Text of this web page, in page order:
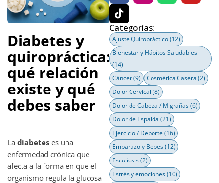
Diabetes y
quiropráctica:
qué relación
existe y qué
debes saber
La diabetes es una
enfermedad crónica que
afecta a la forma en que el
organismo regula la glucosa
Categorías:
Ajuste Quiropráctico(12)
Bienestar y Hábitos Saludables
(14)
Cáncer(9) Cosmética Casera (2)
Dolor Cervical (8)
Dolor de Cabeza / Migrañas(6)
Dolor de Espalda (21)
Ejercicio / Deporte (16)
Embarazo y Bebes(12)
Escoliosis(2)
Estrés y emociones(10)